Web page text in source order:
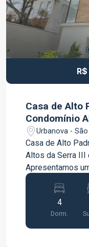
Casa de Alto
Condomínio
José dos
Urbanova -
Casa de Alto
Altos da Serra III
Apresentamos
pavimentos,
Altos da Serra
Esta residência
uma
tecnologia. Primeiro Pavimento: Garagem ampla
4
Dorm.